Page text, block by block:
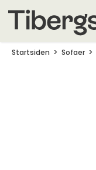
Startsiden Sofaer